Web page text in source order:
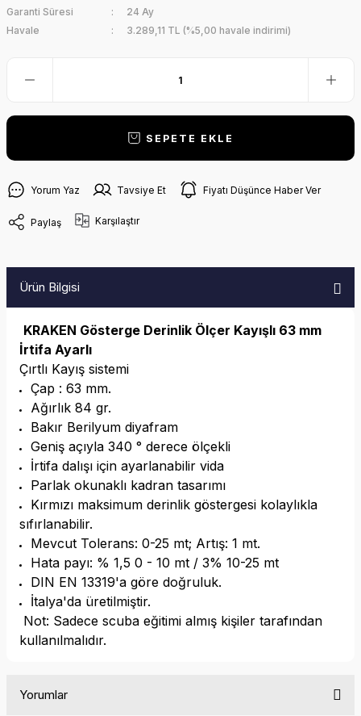
Garanti Süresi
24 Ay
Havale
3.289,11 TL (%5,00 havale indirimi)
SEPETE EKLE
Yorum Yaz Tavsiye Et Fiyatı Düşünce Haber Ver
Paylaş Karşılaştır
Ürün Bilgisi
KRAKEN Gösterge Derinlik Ölçer Kayışlı 63 mm
İrtifa Ayarlı
Çırtlı Kayış sistemi
Çap : 63 mm.
Ağırlık 84 gr.
Bakır Berilyum diyafram
Geniş açıyla 340 ° derece ölçekli
İrtifa dalışı için ayarlanabilir vida
Parlak okunaklı kadran tasarımı
Kırmızı maksimum derinlik göstergesi kolaylıkla
sıfırlanabilir.
Mevcut Tolerans: 0-25 mt; Artış: 1 mt.
Hata payı: % 1,5 0 - 10 mt / 3% 10-25 mt
DIN EN 13319'a göre doğruluk.
İtalya'da üretilmiştir.
Not: Sadece scuba eğitimi almış kişiler tarafından
kullanılmalıdır.
Yorumlar